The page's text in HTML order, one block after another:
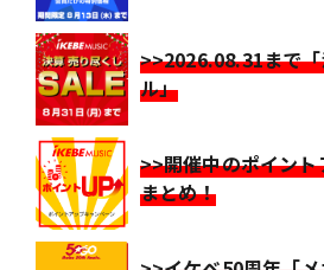
>>2026.08.31まで
ル」
>>開催中のポイン
まとめ！